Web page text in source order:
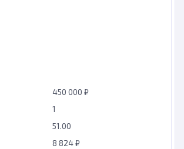
450 000 ₽
1
51.00
8 824 ₽